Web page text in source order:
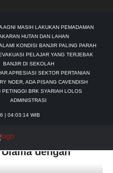
AGNI MASIH LAKUKAN PEMADAMAN
HUTAN DAN LAHAN
KONDISI BANJIR PALING PARAH
PELAJAR YANG TERJEBAK
BANJIR DI SEKOLAH
APRESIASI SEKTOR PERTANIAN
NOER, ADA PISANG CAVENDISH
PETINGGI BRK SYARIAH LOLOS
ADMINISTRASI
| 04:03:15 WIB
Ini Adalah
dengan